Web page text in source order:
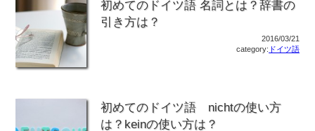
初めてのドイツ語 名詞とは？辞書の
引き方は？
2016/03/21
category: ドイツ語
初めてのドイツ語 nichtの使い方
は？keinの使い方は？